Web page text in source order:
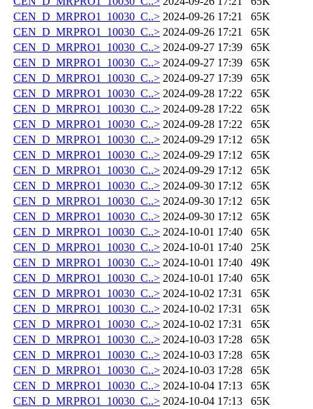
CEN_D_MRPRO1_10030_C..> 2024-09-26 17:21
65K
CEN_D_MRPRO1_10030_C..> 2024-09-26 17:21
65K
CEN_D_MRPRO1_10030_C..> 2024-09-27 17:39
65K
CEN_D_MRPRO1_10030_C..> 2024-09-27 17:39
65K
CEN_D_MRPRO1_10030_C..> 2024-09-27 17:39
65K
CEN_D_MRPRO1_10030_C..> 2024-09-28 17:22
65K
CEN_D_MRPRO1_10030_C..> 2024-09-28 17:22
65K
CEN_D_MRPRO1_10030_C..> 2024-09-28 17:22
65K
CEN_D_MRPRO1_10030_C..> 2024-09-29 17:12
65K
CEN_D_MRPRO1_10030_C..> 2024-09-29 17:12
65K
CEN_D_MRPRO1_10030_C..> 2024-09-29 17:12
65K
CEN_D_MRPRO1_10030_C..> 2024-09-30 17:12
65K
CEN_D_MRPRO1_10030_C..> 2024-09-30 17:12
65K
CEN_D_MRPRO1_10030_C..> 2024-09-30 17:12
65K
CEN_D_MRPRO1_10030_C..> 2024-10-01 17:40
65K
CEN_D_MRPRO1_10030_C..> 2024-10-01 17:40
25K
CEN_D_MRPRO1_10030_C..> 2024-10-01 17:40
49K
CEN_D_MRPRO1_10030_C..> 2024-10-01 17:40
65K
CEN_D_MRPRO1_10030_C..> 2024-10-02 17:31
65K
CEN_D_MRPRO1_10030_C..> 2024-10-02 17:31
65K
CEN_D_MRPRO1_10030_C..> 2024-10-02 17:31
65K
CEN_D_MRPRO1_10030_C..> 2024-10-03 17:28
65K
CEN_D_MRPRO1_10030_C..> 2024-10-03 17:28
65K
CEN_D_MRPRO1_10030_C..> 2024-10-03 17:28
65K
CEN_D_MRPRO1_10030_C..> 2024-10-04 17:13
65K
CEN_D_MRPRO1_10030_C..> 2024-10-04 17:13
65K